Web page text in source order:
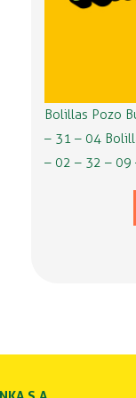
Bolillas Pozo
– 31 – 04
– 02 – 32 – 09